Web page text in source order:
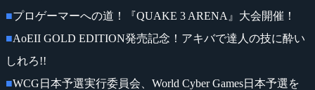
■プロゲーマーへの道！『QUAKE 3 ARENA』大会開催！
■AoEII GOLD EDITION発売記念！アキバで達人の技に酔い
しれろ!!
■WCG日本予選実行委員会、World Cyber Games日本予選を